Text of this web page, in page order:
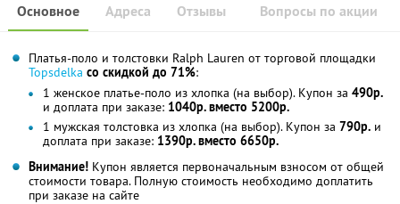
Основное Отзывы Вопросы по акции
Адреса
Платья-поло и толстовки Ralph Lauren от торговой площадки
Topsdelka со скидкой до 71%:
1 женское платье-поло из хлопка (на выбор). Купон за 490р.
и доплата при заказе: 1040р. вместо 5200р.
1 мужская толстовка из хлопка (на выбор). Купон за 790р. и
доплата при заказе: 1390р. вместо 6650р.
Внимание! Купон является первоначальным взносом от общей
стоимости товара. Полную стоимость необходимо доплатить
при заказе на сайте